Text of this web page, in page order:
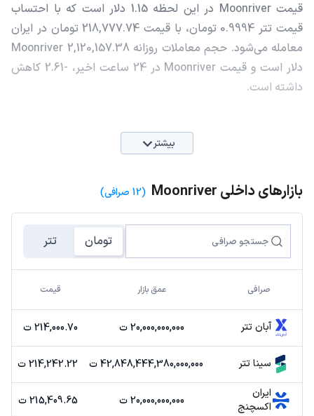
قیمت Moonriver در این لحظه 1.15 دلار است که با احتساب
قیمت تتر 0.9994 تومان، با قیمت 218,777.74 تومان در ایران
معامله می‌شود. حجم معاملات روزانه Moonriver 2,120,157.38
دلار است و قیمت Moonriver در 24 ساعت اخیر، -2.61 کاهش
داشته است.
بیشتر
بازارهای داخلی Moonriver (12 صرافی)
تومان تتر
صرافی عمق بازار قیمت
آبان تتر 20,000,000,000 ت 214,000.70 ت
سینا تتر 42,848,444,380,000,000 ت
214,242.22 ت
ایران
اکسچنج
20,000,000,000 ت 215,409.65 ت